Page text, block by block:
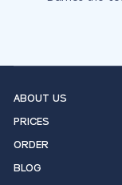
ABOUT US
PRICES
ORDER
BLOG